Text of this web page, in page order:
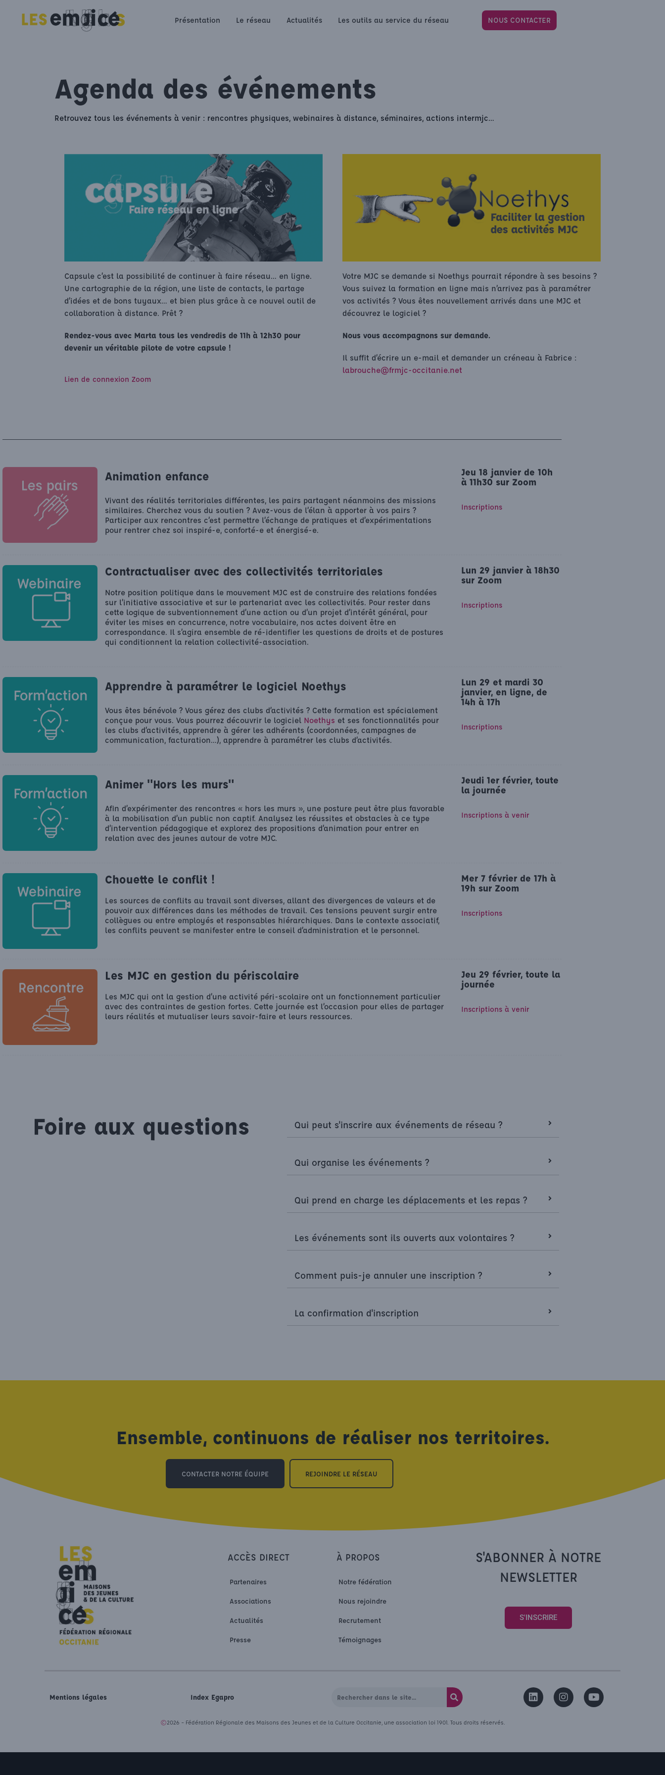
Présentation Le réseau Actualités Les outils au service du réseau NOUS CONTACTER
Agenda des événements
Retrouvez tous les événements à venir : rencontres physiques, webinaires à distance, séminaires, actions intermjc…
Capsule c’est la possibilité de continuer à faire réseau… en ligne.
Une cartographie de la région, une liste de contacts, le partage
d’idées et de bons tuyaux… et bien plus grâce à ce nouvel outil de
collaboration à distance. Prêt ?
Rendez-vous avec Marta tous les vendredis de 11h à 12h30 pour
devenir un véritable pilote de votre capsule !
Lien de connexion Zoom
Votre MJC se demande si Noethys pourrait répondre à ses besoins ?
Vous suivez la formation en ligne mais n’arrivez pas à paramétrer
vos activités ? Vous êtes nouvellement arrivés dans une MJC et
découvrez le logiciel ?
Nous vous accompagnons sur demande.
Il suffit d’écrire un e-mail et demander un créneau à Fabrice :
labrouche@frmjc-occitanie.net
Animation enfance
Vivant des réalités territoriales différentes, les pairs partagent néanmoins des missions
similaires. Cherchez vous du soutien ? Avez-vous de l’élan à apporter à vos pairs ?
Participer aux rencontres c’est permettre l’échange de pratiques et d’expérimentations
pour rentrer chez soi inspiré-e, conforté-e et énergisé-e.
Jeu 18 janvier de 10h
à 11h30 sur Zoom
Inscriptions
Contractualiser avec des collectivités territoriales
Notre position politique dans le mouvement MJC est de construire des relations fondées
sur l’initiative associative et sur le partenariat avec les collectivités. Pour rester dans
cette logique de subventionnement d’une action ou d’un projet d’intérêt général, pour
éviter les mises en concurrence, notre vocabulaire, nos actes doivent être en
correspondance. Il s’agira ensemble de ré-identifier les questions de droits et de postures
qui conditionnent la relation collectivité-association.
Lun 29 janvier à 18h30
sur Zoom
Inscriptions
Apprendre à paramétrer le logiciel Noethys
Vous êtes bénévole ? Vous gérez des clubs d’activités ? Cette formation est spécialement
conçue pour vous. Vous pourrez découvrir le logiciel Noethys et ses fonctionnalités pour
les clubs d’activités, apprendre à gérer les adhérents (coordonnées, campagnes de
communication, facturation…), apprendre à paramétrer les clubs d’activités.
Lun 29 et mardi 30
janvier, en ligne, de
14h à 17h
Inscriptions
Animer "Hors les murs"
Afin d’expérimenter des rencontres « hors les murs », une posture peut être plus favorable
à la mobilisation d’un public non captif. Analysez les réussites et obstacles à ce type
d’intervention pédagogique et explorez des propositions d’animation pour entrer en
relation avec des jeunes autour de votre MJC.
Jeudi 1er février, toute
la journée
Inscriptions à venir
Chouette le conflit !
Les sources de conflits au travail sont diverses, allant des divergences de valeurs et de
pouvoir aux différences dans les méthodes de travail. Ces tensions peuvent surgir entre
collègues ou entre employés et responsables hiérarchiques. Dans le contexte associatif,
les conflits peuvent se manifester entre le conseil d’administration et le personnel.
Mer 7 février de 17h à
19h sur Zoom
Inscriptions
Les MJC en gestion du périscolaire
Les MJC qui ont la gestion d’une activité péri-scolaire ont un fonctionnement particulier
avec des contraintes de gestion fortes. Cette journée est l’occasion pour elles de partager
leurs réalités et mutualiser leurs savoir-faire et leurs ressources.
Jeu 29 février, toute la
journée
Inscriptions à venir
Foire aux questions Qui peut s'inscrire aux événements de réseau ?
Qui organise les événements ?
Qui prend en charge les déplacements et les repas ?
Les événements sont ils ouverts aux volontaires ?
Comment puis-je annuler une inscription ?
La confirmation d'inscription
Ensemble, continuons de réaliser nos territoires.
CONTACTER NOTRE ÉQUIPE REJOINDRE LE RÉSEAU
ACCÈS DIRECT
Partenaires
Associations
Actualités
Presse
À PROPOS
Notre fédération
Nous rejoindre
Recrutement
Témoignages
S'ABONNER À NOTRE
NEWSLETTER
S'INSCRIRE
Mentions légales Index Egapro
©2026 – Fédération Régionale des Maisons des Jeunes et de la Culture Occitanie, une association loi 1901. Tous droits réservés.